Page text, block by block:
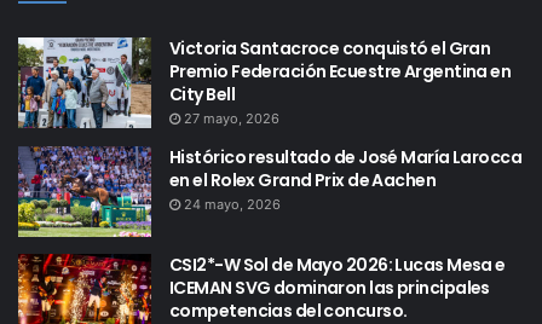
Victoria Santacroce conquistó el Gran
Premio Federación Ecuestre Argentina en
City Bell
27 mayo, 2026
Histórico resultado de José María Larocca
en el Rolex Grand Prix de Aachen
24 mayo, 2026
CSI2*-W Sol de Mayo 2026: Lucas Mesa e
ICEMAN SVG dominaron las principales
competencias del concurso.